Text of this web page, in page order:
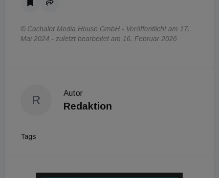
© Cachalot Media House GmbH - Veröffentlicht am 17.
Mai 2024 - zuletzt bearbeitet am 16. Februar 2026
R
Autor
Redaktion
Tags